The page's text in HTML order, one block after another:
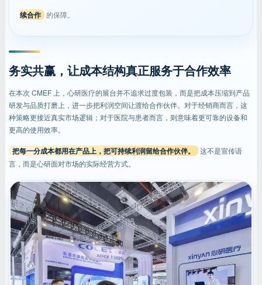
续合作 的保障。
务实共赢，让成本结构真正服务于合作效率
在本次 CMEF 上，心研医疗的展台并不追求过度包装，而是把成本压缩到产品
研发与品质打磨上，进一步把利润空间让渡给合作伙伴。对于经销商而言，这
种策略更接近真实市场逻辑；对于医院与患者而言，则意味着更可靠的设备和
更高的使用效率。
把每一分成本都用在产品上，把可持续利润留给合作伙伴。
这不是宣传语
言，而是心研面对市场的实际经营方式。